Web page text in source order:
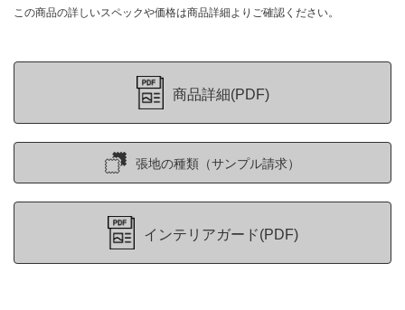
この商品の詳しいスペックや価格は商品詳細よりご確認ください。
商品詳細(PDF)
張地の種類（サンプル請求）
インテリアガード(PDF)